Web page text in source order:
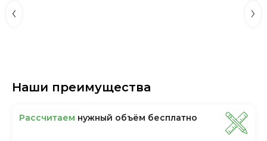
Наши преимущества
Рассчитаем нужный объём бесплатно